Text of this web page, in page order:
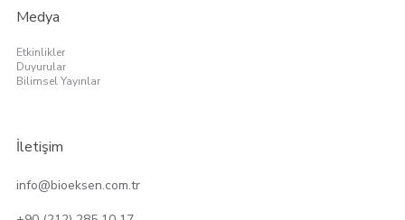
Medya
Etkinlikler
Duyurular
Bilimsel Yayınlar
info@bioeksen.com.tr
İletişim